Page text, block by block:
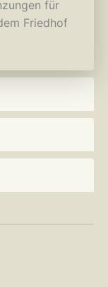
für
Friedhof